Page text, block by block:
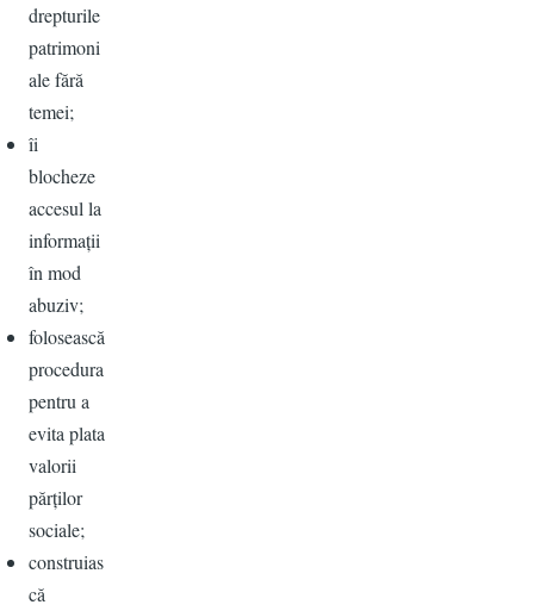
drepturile
patrimoni
ale fără
temei;
îi
blocheze
accesul la
informații
în mod
abuziv;
folosească
procedura
pentru a
evita plata
valorii
părților
sociale;
construias
că